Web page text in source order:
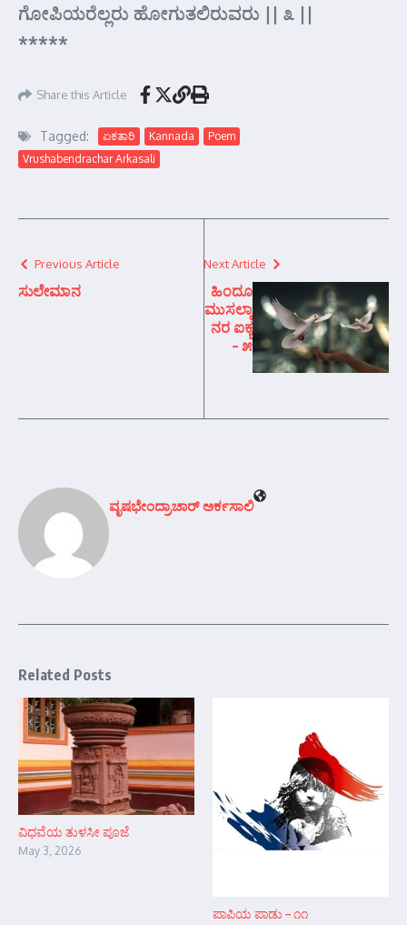
ಗೋಪಿಯರೆಲ್ಲರು ಹೋಗುತಲಿರುವರು || ೩ ||
*****
Share this Article
Tagged: ಏಕತಾರಿ Kannada
Poem
Vrushabendrachar Arkasali
Previous Article
ಸುಲೇಮಾನ
Next Article
ಹಿಂದೂ
ಮುಸಲ್ಮಾ
ನರ ಐಕ್ಯ
– ೫
ವೃಷಭೇಂದ್ರಾಚಾರ್‍ ಅರ್ಕಸಾಲಿ
Related Posts
ವಿಧವೆಯ ತುಳಸೀ ಪೂಜೆ
May 3, 2026
ಪಾಪಿಯ ಪಾಡು – ೧೧